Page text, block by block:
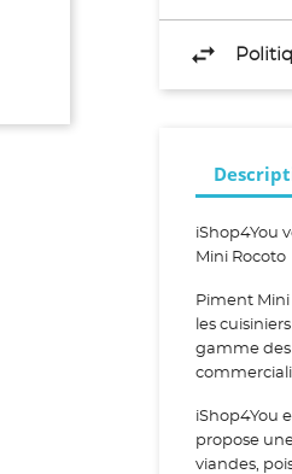
iShop4You
Mini Rocoto
Piment
les
gamme des
iShop4You
propose
viandes,